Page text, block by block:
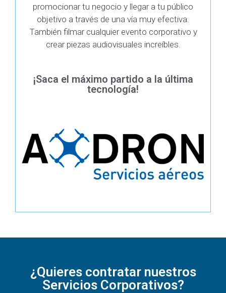
promocionar tu negocio y llegar a tu público
objetivo a través de una vía muy efectiva.
También filmar cualquier evento corporativo y
crear piezas audiovisuales increíbles.
¡Saca el máximo partido a la última
tecnología!
¿Quieres contratar nuestros
Servicios Corporativos?